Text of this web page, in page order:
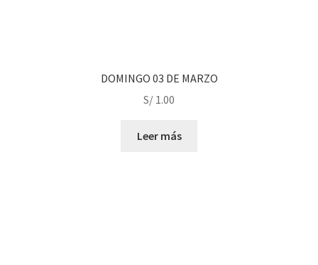
DOMINGO 03 DE MARZO
S/ 1.00
Leer más